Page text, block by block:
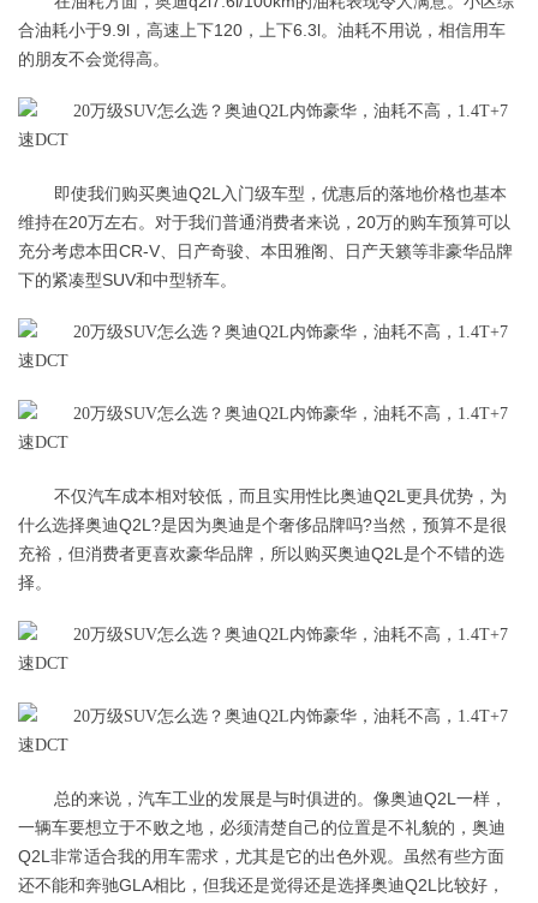
合油耗小于9.9l，高速上下120，上下6.3l。油耗不用说，相信用车
的朋友不会觉得高。
即使我们购买奥迪Q2L入门级车型，优惠后的落地价格也基本
维持在20万左右。对于我们普通消费者来说，20万的购车预算可以
充分考虑本田CR-V、日产奇骏、本田雅阁、日产天籁等非豪华品牌
下的紧凑型SUV和中型轿车。
不仅汽车成本相对较低，而且实用性比奥迪Q2L更具优势，为
什么选择奥迪Q2L?是因为奥迪是个奢侈品牌吗?当然，预算不是很
充裕，但消费者更喜欢豪华品牌，所以购买奥迪Q2L是个不错的选
择。
总的来说，汽车工业的发展是与时俱进的。像奥迪Q2L一样，
一辆车要想立于不败之地，必须清楚自己的位置是不礼貌的，奥迪
Q2L非常适合我的用车需求，尤其是它的出色外观。虽然有些方面
还不能和奔驰GLA相比，但我还是觉得还是选择奥迪Q2L比较好，